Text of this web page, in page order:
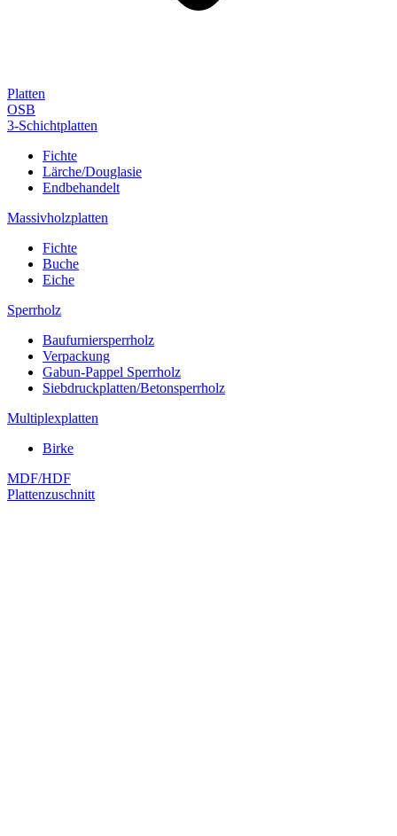
Platten
OSB
3-Schichtplatten
Fichte
Lärche/Douglasie
Endbehandelt
Massivholzplatten
Fichte
Buche
Eiche
Sperrholz
Baufurniersperrholz
Verpackung
Gabun-Pappel Sperrholz
Siebdruckplatten/Betonsperrholz
Multiplexplatten
Birke
MDF/HDF
Plattenzuschnitt